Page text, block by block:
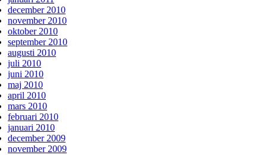
december 2010
november 2010
oktober 2010
september 2010
augusti 2010
juli 2010
juni 2010
maj 2010
april 2010
mars 2010
februari 2010
januari 2010
december 2009
november 2009